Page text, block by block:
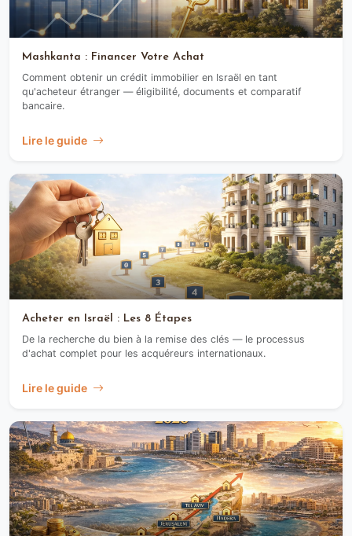
Mashkanta : Financer Votre Achat
Comment obtenir un crédit immobilier en Israël en tant
qu'acheteur étranger — éligibilité, documents et comparatif
bancaire.
Lire le guide
Acheter en Israël : Les 8 Étapes
De la recherche du bien à la remise des clés — le processus
d'achat complet pour les acquéreurs internationaux.
Lire le guide